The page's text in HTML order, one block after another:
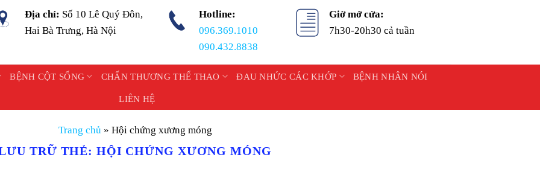
Địa chỉ: Số 10 Lê Quý Đôn,
Hai Bà Trưng, Hà Nội
Hotline:
096.369.1010
090.432.8838
Giờ mở cửa:
7h30-20h30 cả tuần
BỆNH CỘT SỐNG CHẤN THƯƠNG THỂ THAO ĐAU NHỨC CÁC KHỚP BỆNH NHÂN NÓI
LIÊN HỆ
Trang chủ » Hội chứng xương móng
TRỮ THẺ: HỘI CHỨNG XƯƠNG MÓNG